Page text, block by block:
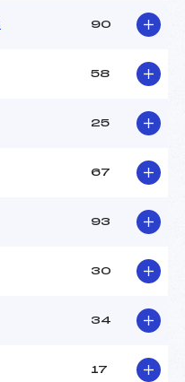
90
58
25
67
93
30
34
17